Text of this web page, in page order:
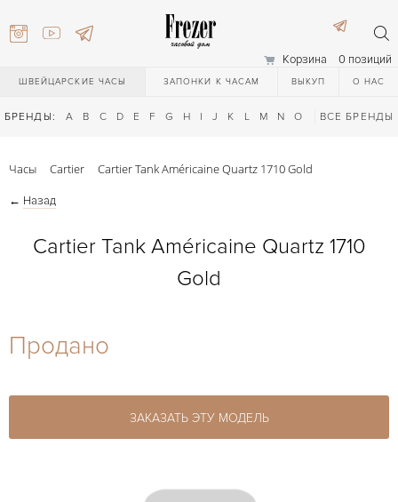
Корзина 0 позиций
ШВЕЙЦАРСКИЕ ЧАСЫ ЗАПОНКИ К ЧАСАМ ВЫКУП О НАС
БРЕНДЫ: A B C D E F G H I J K L M N O Q R S T
ВСЕ БРЕНДЫ
27-44
Часы Cartier Cartier Tank Américaine Quartz 1710 Gold
← Назад
Cartier Tank Américaine Quartz 1710
Gold
Продано
ЗАКАЗАТЬ ЭТУ МОДЕЛЬ